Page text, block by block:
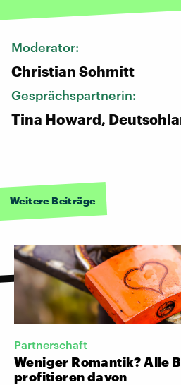
Moderator:
Christian Schmitt
Gesprächspartnerin:
Tina Howard,
Weitere Beiträge
Partnerschaft
Weniger Romantik? Alle
profitieren davon